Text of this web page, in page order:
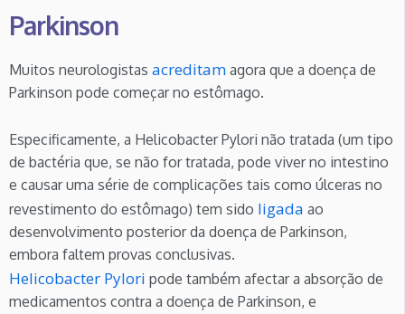
Parkinson
Muitos neurologistas acreditam agora que a doença de
Parkinson pode começar no estômago.
Especificamente, a Helicobacter Pylori não tratada (um tipo
de bactéria que, se não for tratada, pode viver no intestino
e causar uma série de complicações tais como úlceras no
revestimento do estômago) tem sido ligada ao
desenvolvimento posterior da doença de Parkinson,
embora faltem provas conclusivas.
Helicobacter Pylori pode também afectar a absorção de
medicamentos contra a doença de Parkinson, e